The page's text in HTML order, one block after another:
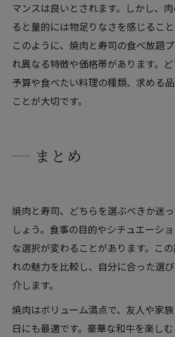
マンスは良いとされます。しかし、
ると量的には物足りなさを感じること
このように、焼肉と寿司の食べ放題
れ異なる特徴や価格帯があります。ど
予算や食べたい料理の種類、求める
ことが大切です。
まとめ
焼肉と寿司、どちらを選ぶべきか迷
しょう。食事の目的やシチュエーシ
な選択が変わることがあります。こ
れの魅力を比較し、自分に合った選
介します。
焼肉はボリューム満点で、友人や家
日にも最適です。豪華な和牛を楽し